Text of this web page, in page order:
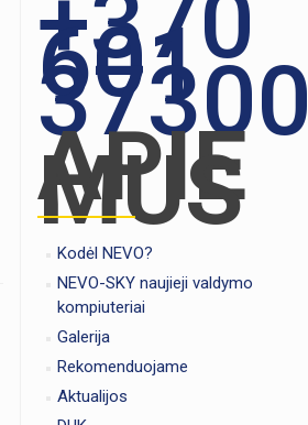
+370
601
37300
APIE
MUS
Kodėl NEVO?
NEVO-SKY naujieji valdymo
kompiuteriai
Galerija
Rekomenduojame
Aktualijos